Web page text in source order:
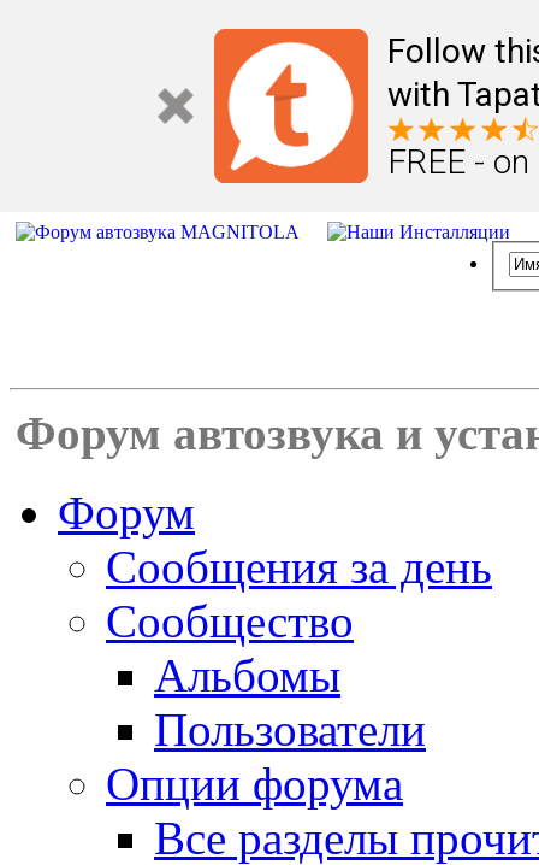
Follow
with
FREE -
Форум автозвука и
Форум
Сообщения за день
Сообщество
Альбомы
Пользователи
Опции форума
Все разделы